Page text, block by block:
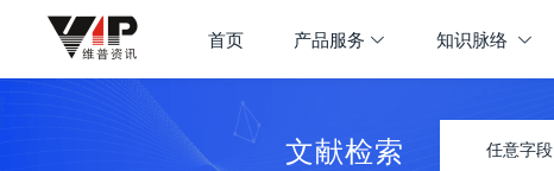
首页 产品服务 知识脉络
文献检索 任意字段